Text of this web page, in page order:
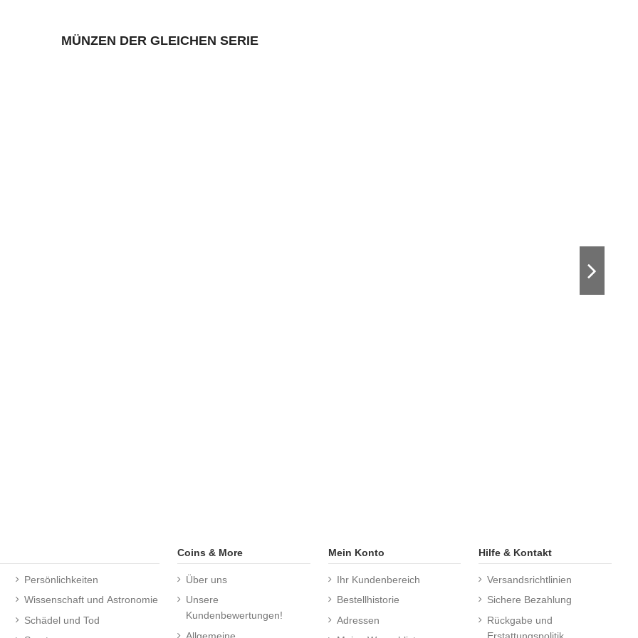
MÜNZEN DER GLEICHEN SERIE
Persönlichkeiten
Wissenschaft und Astronomie
Schädel und Tod
Coins & More
Über uns
Unsere
Kundenbewertungen!
Allgemeine
Mein Konto
Ihr Kundenbereich
Bestellhistorie
Adressen
Hilfe & Kontakt
Versandsrichtlinien
Sichere Bezahlung
Rückgabe und
Erstattungspolitik